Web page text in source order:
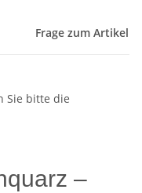
Frage zum Artikel
Sie bitte die
–